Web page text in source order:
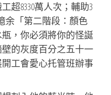
超8330萬人次；輔助3
余「第二階段：顏色
，你必須將你的怪誕
的灰度百分之五十一
工會愛心托管班辦事